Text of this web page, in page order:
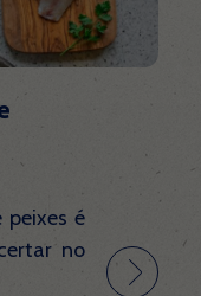
peixes é
no